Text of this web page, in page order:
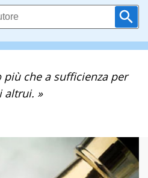
che a sufficienza per
altrui. »